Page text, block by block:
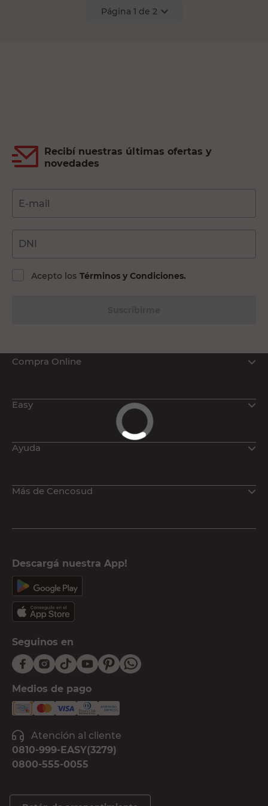
Página 1 de 2
Recibí nuestras últimas ofertas y
novedades
E-mail
DNI
Acepto los Términos y Condiciones.
Compra Online
Easy
Ayuda
Más de Cencosud
Descargá nuestra App!
Seguinos en
Medios de pago
Atención al cliente
0810-999-EASY(3279)
0800-555-0055